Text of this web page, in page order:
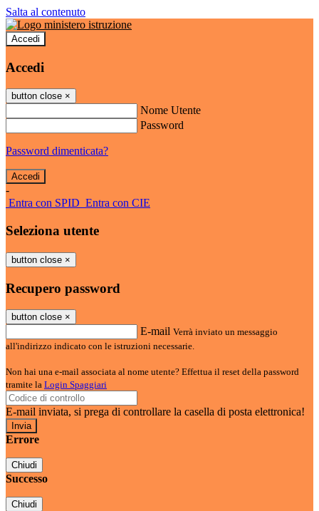
Salta al contenuto
Accedi
Accedi
button close ×
Nome Utente
Password
Password dimenticata?
-
Entra con SPID Entra con CIE
Seleziona utente
button close ×
Recupero password
button close ×
E-mail Verrà inviato un messaggio
all'indirizzo indicato con le istruzioni necessarie.
Non hai una e-mail associata al nome utente? Effettua il reset della password
tramite la Login Spaggiari
E-mail inviata, si prega di controllare la casella di posta elettronica!
Errore
Chiudi
Successo
Chiudi